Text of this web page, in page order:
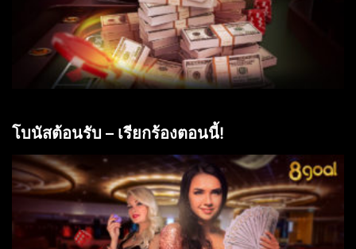
โบนัสต้อนรับ – เรียกร้องตอนนี้!